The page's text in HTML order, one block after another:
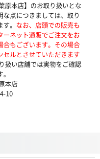
原本店】のお取り扱いとな
点につきましては、取り
。 なお、店頭での販売も
ーネット通販でご注文をお
合もございます。その場合
セルとさせていただきます
扱い店舗では実物をご確認
本店
10